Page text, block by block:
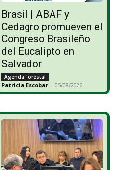
Brasil | ABAF y
Cedagro promueven el
Congreso Brasileño
del Eucalipto en
Salvador
Agenda Forestal
Patricia Escobar - 05/08/2026